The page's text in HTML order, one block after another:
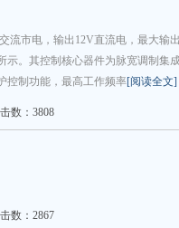
流市电，输出12V直流电，最大输
。其控制核心器件为脉宽调制集
控制功能，最高工作频率[阅读全文]
数：3808
数：2867